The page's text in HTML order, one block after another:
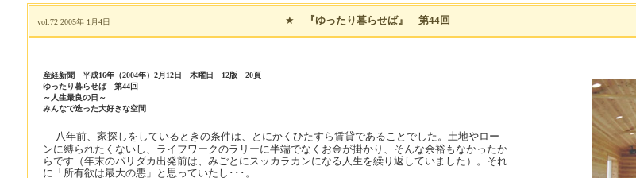
vol.72 2005年 1月4日 ★ 『ゆったり暮らせば』 第44回
産経新聞 平成16年（2004年）2月12日 木曜日 12版 20頁
ゆったり暮らせば 第44回
～人生最良の日～
みんなで造った大好きな空間
八年前、家探しをしているときの条件は、とにかくひたすら賃貸であることでした。土地やロー
ンに縛られたくないし、ライフワークのラリーに半端でなくお金が掛かり、そんな余裕もなかったか
らです（年末のパリダカ出発前は、みごとにスッカラカンになる人生を繰り返していました）。それ
に「所有欲は最大の悪」と思っていたし･･･。